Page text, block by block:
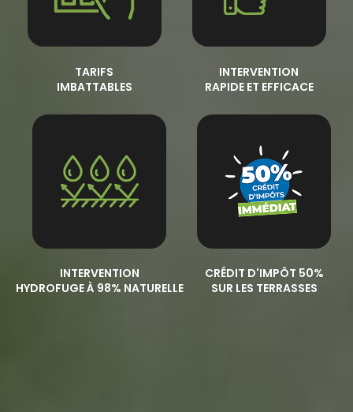
TARIFS
IMBATTABLES
INTERVENTION
RAPIDE ET EFFICACE
INTERVENTION
HYDROFUGE À 98% NATURELLE
CRÉDIT D'IMPÔT 50%
SUR LES TERRASSES